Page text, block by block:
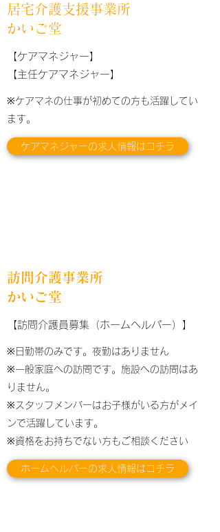
居宅介護支援事業所
かいご堂
【ケアマネジャー】
【主任ケアマネジャー】
※ケアマネの仕事が初めての方も活躍してい
ます。
ケアマネジャーの求人情報はコチラ
訪問介護事業所
かいご堂
【訪問介護員募集（ホームヘルパー）】
※日勤帯のみです。夜勤はありません
※一般家庭への訪問です。施設への訪問はあ
りません。
​​※スタッフメンバーはお子様がいる方がメイ
ンで活躍しています。
※資格をお持ちでない方もご相談ください
ホームヘルパーの求人情報はコチラ